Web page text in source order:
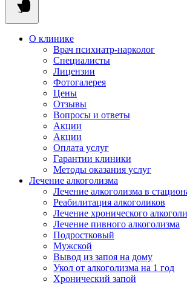
О клинике
Врач психиатр-нарколог
Специалисты
Лицензии
Фотогалерея
Цены
Отзывы
Вопросы и ответы
Акции
Акции
Оплата услуг
Гарантии клиники
Методы оказания услуг
Лечение алкоголизма
Лечение алкоголизма в
Реабилитация алкоголиков
Лечение хронического
Лечение пивного алкоголизма
Подростковый
Мужской
Вывод из запоя на дому
Укол от алкоголизма на 1 год
Хронический запой